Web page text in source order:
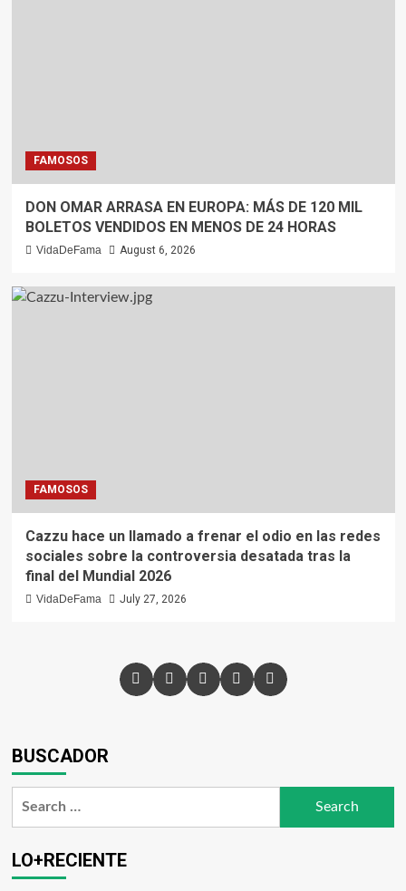
FAMOSOS
DON OMAR ARRASA EN EUROPA: MÁS DE 120 MIL
BOLETOS VENDIDOS EN MENOS DE 24 HORAS
VidaDeFama August 6, 2026
FAMOSOS
Cazzu hace un llamado a frenar el odio en las redes
sociales sobre la controversia desatada tras la
final del Mundial 2026
VidaDeFama July 27, 2026
BUSCADOR
LO+RECIENTE